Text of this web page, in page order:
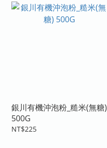
銀川有機沖泡粉_糙米(無糖)
500G
NT$225